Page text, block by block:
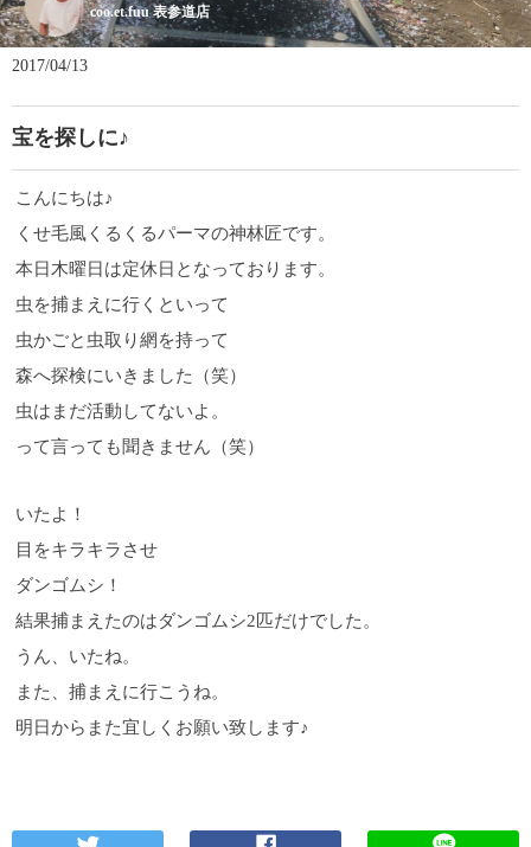
coo.et.fuu 表参道店
2017/04/13
宝を探しに♪
こんにちは♪
くせ毛風くるくるパーマの神林匠です。
本日木曜日は定休日となっております。
虫を捕まえに行くといって
虫かごと虫取り網を持って
森へ探検にいきました（笑）
虫はまだ活動してないよ。
って言っても聞きません（笑）
いたよ！
目をキラキラさせ
ダンゴムシ！
結果捕まえたのはダンゴムシ2匹だけでした。
うん、いたね。
また、捕まえに行こうね。
明日からまた宜しくお願い致します♪